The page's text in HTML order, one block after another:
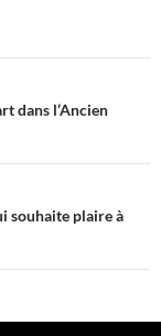
dans l’Ancien
souhaite plaire à